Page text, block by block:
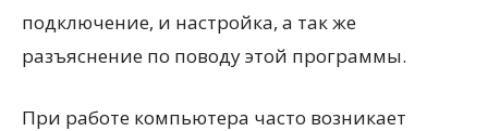
подключение, и настройка, а так же
разъяснение по поводу этой программы.
При работе компьютера часто возникает